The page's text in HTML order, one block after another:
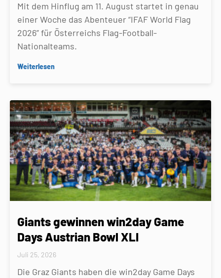
Mit dem Hinflug am 11. August startet in genau
einer Woche das Abenteuer “IFAF World Flag
2026” für Österreichs Flag-Football-
Nationalteams.
Weiterlesen
Giants gewinnen win2day Game
Days Austrian Bowl XLI
Juli 25, 2026
Die Graz Giants haben die win2day Game Days